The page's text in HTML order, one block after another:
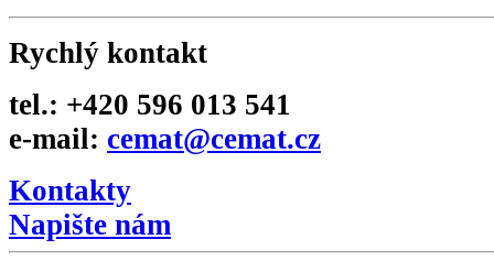
Rychlý kontakt
tel.: +420 596 013 541
e-mail: cemat@cemat.cz
Kontakty
Napište nám